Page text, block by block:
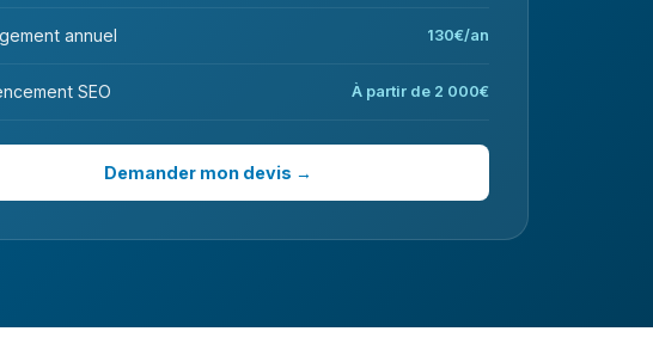
annuel 130€/an
SEO À partir de 2 000€
Demander mon devis →